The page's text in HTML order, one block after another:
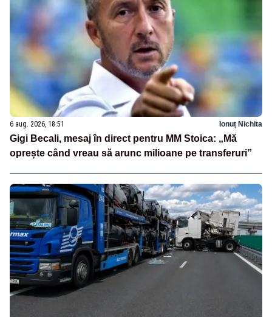
6 aug. 2026, 18:51 Ionuț Nichita
Gigi Becali, mesaj în direct pentru MM Stoica: „Mă
oprește când vreau să arunc milioane pe transferuri”